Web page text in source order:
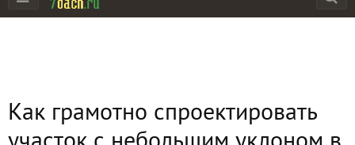
Как грамотно спроектировать